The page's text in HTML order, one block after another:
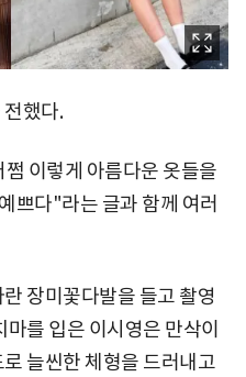
했다.
이렇게 아름다운 옷들을
쁘다"라는 글과 함께 여러
장미꽃다발을 들고 촬영
를 입은 이시영은 만삭이
늘씬한 체형을 드러내고